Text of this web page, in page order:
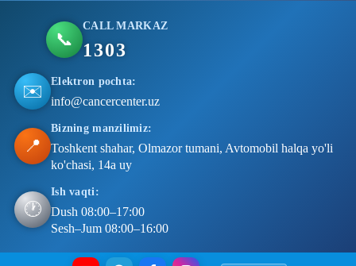
📞
CALL MARKAZ
1303
✉️ Elektron pochta:
info@cancercenter.uz
📍
Bizning manzilimiz:
Toshkent shahar, Olmazor tumani, Avtomobil halqa yo'li
ko'chasi, 14a uy
🕐
Ish vaqti:
Dush 08:00–17:00
Sesh–Jum 08:00–16:00